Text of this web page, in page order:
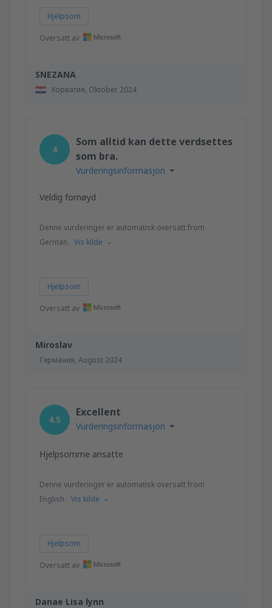
SNEZANA
Хорватия, Oktober 2024
Hjelpsom
Oversatt av
Miroslav
Германия, August 2024
4
Som alltid kan dette verdsettes
som bra.
Vurderingsinformasjon
Veldig fornøyd
Denne vurderinger er automatisk oversatt from
German. Vis kilde
Hjelpsom
Oversatt av
Danae Lisa lynn
4.5
Excellent
Vurderingsinformasjon
Hjelpsomme ansatte
Denne vurderinger er automatisk oversatt from
English. Vis kilde
Hjelpsom
Oversatt av